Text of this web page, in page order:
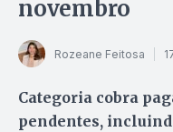
novembro
Rozeane Feitosa
Categoria cobra
pendentes,